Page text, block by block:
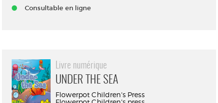
Consultable en ligne
Livre numérique
UNDER THE SEA
Flowerpot Children's Press